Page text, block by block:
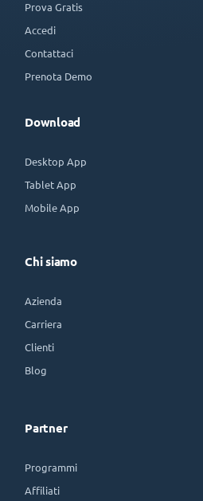
Prova Gratis
Accedi
Contattaci
Prenota Demo
Download
Desktop App
Tablet App
Mobile App
Chi siamo
Azienda
Carriera
Clienti
Blog
Partner
Programmi
Affiliati